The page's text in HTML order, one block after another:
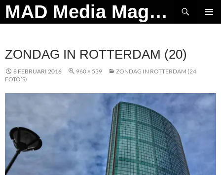
Ga
naar
MAD Media Magazine
Zoeken
ZONDAG IN ROTTERDAM (20)
8 FEBRUARI 2016 960 × 539
ZONDAG IN ROTTERDAM (24
FOTO’S)